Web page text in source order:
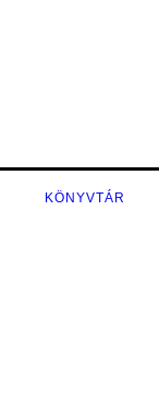
KÖNYVTÁR